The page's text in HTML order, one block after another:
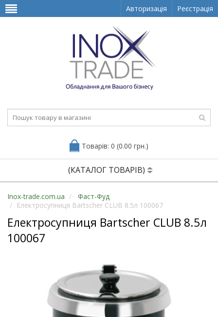
Авторизація Реєстрація
Товарів: 0 (0.00 грн.)
(КАТАЛОГ ТОВАРІВ)
Inox-trade.com.ua
Фаст-Фуд
Електросупниця Bartscher CLUB 8.5л 100067
Електросупниця Bartscher CLUB 8.5л
100067